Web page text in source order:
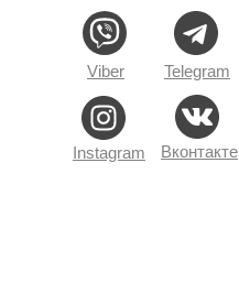
Telegram
Viber
Instagram Вконтакте